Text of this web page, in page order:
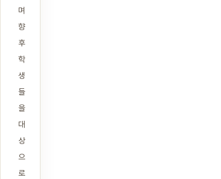
며
향
후
학
생
들
을
대
상
으
로